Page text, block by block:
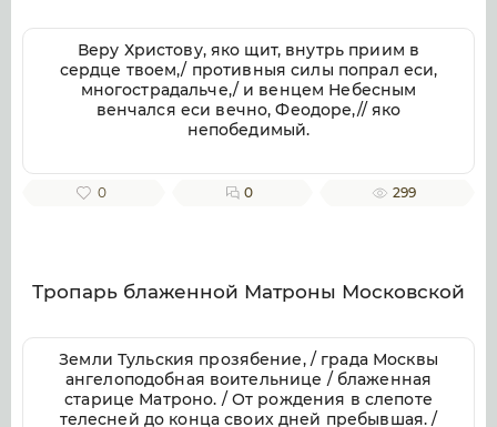
Веру Христову, яко щит, внутрь приим в
сердце твоем,/ противныя силы попрал еси,
многострадальче,/ и венцем Небесным
венчался еси вечно, Феодоре,// яко
непобедимый.
0 0 299
Тропарь блаженной Матроны Московской
Земли Тульския прозябение, / града Москвы
ангелоподобная воительнице / блаженная
старице Матроно. / От рождения в слепоте
телесней до конца своих дней пребывшая. /